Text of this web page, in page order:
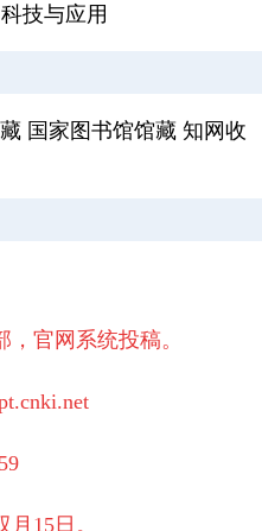
技与应用
国家图书馆馆藏 知网收
官网系统投稿。
15日。